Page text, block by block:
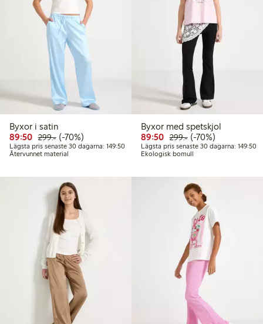
Byxor i satin
89:50 Rabatterat pris: 89,50 kr
299:-Ordinarie pris: 299,00 kr
70% rabatt
(-70%)
Lägsta pris senaste 30 dagarna: 149:50Lägsta pris senaste 30 dagarna: 149,50 kr
Återvunnet material
Byxor med spetskjol
89:50 Rabatterat pris: 89,50 kr
299:-Ordinarie pris:
70% rabatt
(-70%)
Lägsta pris senaste 30 dagarna: 149:50
Ekologisk bomull